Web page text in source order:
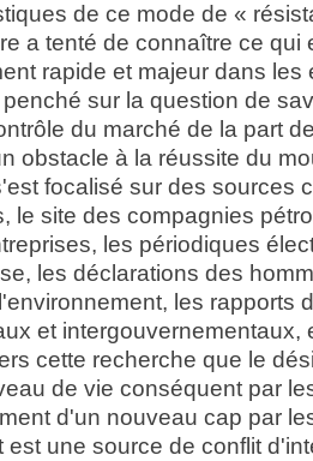
de ce mode de «
a tenté de connaître ce qui
rapide et majeur dans les
sur la question de
du marché de la part
obstacle à la réussite du
focalisé sur des sources
le site des compagnies
les périodiques
les déclarations des
les rapports
et intergouvernementaux,
cette recherche que le
de vie conséquent par
d'un nouveau cap par
est une source de conflit